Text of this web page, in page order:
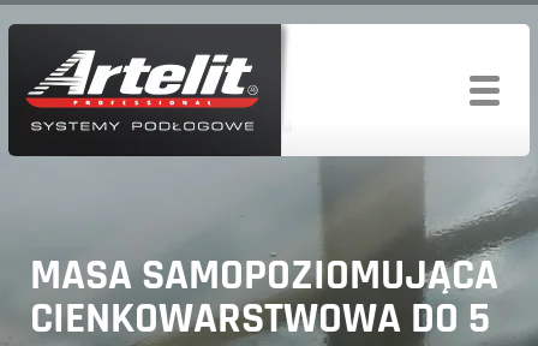
MASA SAMOPOZIOMUJĄCA
CIENKOWARSTWOWA DO 5